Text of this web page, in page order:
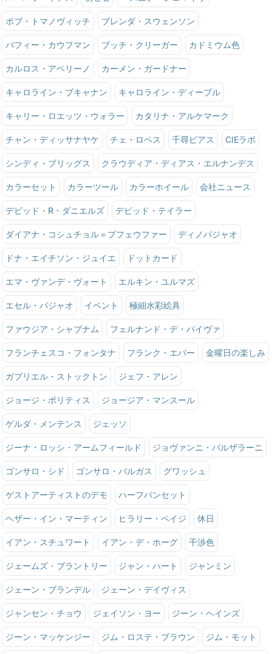
ボブ・トマノヴィッチ ブレンダ・スウェンソン
バフィー・カウフマン ブッチ・クリーガー カドミウム色
カルロス・アベリーノ カーメン・ガードナー
キャロライン・ブキャナン キャロライン・ディーブル
キャリー・ロエッツ・ウォラー カタリナ・アルケマーク
チャン・ディッサナヤケ チェ・ロペス 千尋ピアス CIEラボ
シンディ・ブリッグス クラウディア・ディアス・エルナンデス
カラーセット カラーツール カラーホイール 会社ニュース
デビッド・R・ダニエルズ デビッド・テイラー
ダイアナ・コシュチョル＝プフェウファー ディノパジャオ
ドナ・エイチソン・ジュイエ ドットカード
エマ・ヴァンデ・ヴォート エルキン・ユルマズ
エセル・パジャオ イベント 極細水彩絵具
ファウジア・シャブナム フェルナンド・デ・パイヴァ
フランチェスコ・フォンタナ フランク・エバー 金曜日の楽しみ
ガブリエル・ストックトン ジェフ・アレン
ジョージ・ポリティス ジョージア・マンスール
ゲルダ・メンテンス ジェッソ
ジーナ・ロッシ・アームフィールド ジョヴァンニ・バルザラーニ
ゴンサロ・シド ゴンサロ・バルガス グワッシュ
ゲストアーティストのデモ ハーフパンセット
ヘザー・イン・マーティン ヒラリー・ペイジ 休日
イアン・スチュワート イアン・デ・ホーグ 干渉色
ジェームズ・ブラントリー ジャン・ハート ジャンミン
ジェーン・ブランデル ジェーン・デイヴィス
ジャンセン・チョウ ジェイソン・ヨー ジーン・ヘインズ
ジーン・マッケンジー ジム・ロステ・ブラウン ジム・モット